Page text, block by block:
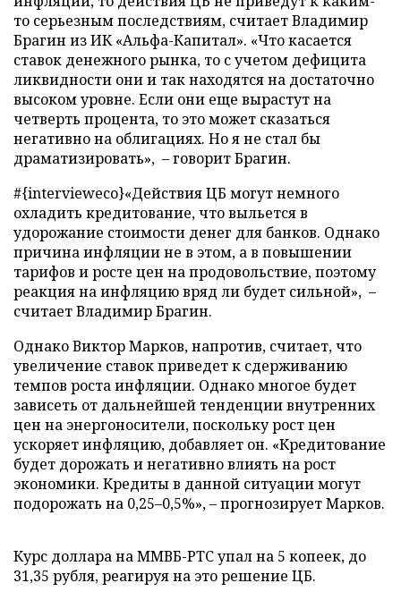
то серьезным последствиям, считает Владимир
Брагин из ИК «Альфа-Капитал». «Что касается
ставок денежного рынка, то с учетом дефицита
ликвидности они и так находятся на достаточно
высоком уровне. Если они еще вырастут на
четверть процента, то это может сказаться
негативно на облигациях. Но я не стал бы
драматизировать», – говорит Брагин.
#{intervieweco}«Действия ЦБ могут немного
охладить кредитование, что выльется в
удорожание стоимости денег для банков. Однако
причина инфляции не в этом, а в повышении
тарифов и росте цен на продовольствие, поэтому
реакция на инфляцию вряд ли будет сильной», –
считает Владимир Брагин.
Однако Виктор Марков, напротив, считает, что
увеличение ставок приведет к сдерживанию
темпов роста инфляции. Однако многое будет
зависеть от дальнейшей тенденции внутренних
цен на энергоносители, поскольку рост цен
ускоряет инфляцию, добавляет он. «Кредитование
будет дорожать и негативно влиять на рост
экономики. Кредиты в данной ситуации могут
подорожать на 0,25–0,5%», – прогнозирует Марков.
Курс доллара на ММВБ-РТС упал на 5 копеек, до
31,35 рубля, реагируя на это решение ЦБ.